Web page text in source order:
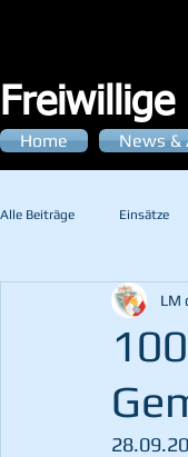
Home News &
Alle Beiträge Einsätze
LM